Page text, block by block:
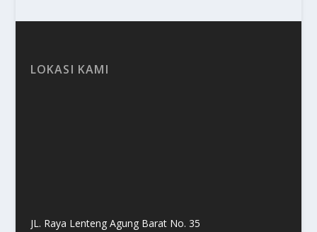
LOKASI KAMI
JL. Raya Lenteng Agung Barat No. 35